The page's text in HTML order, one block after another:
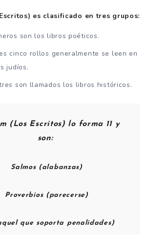
es clasificado en tres grupos:
son los libros poéticos.
cinco rollos generalmente se leen en
judíos.
son llamados los libros históricos.
(Los Escritos) lo forma 11 y
son:
Salmos (alabanzas)
Proverbios (parecerse)
que soporta penalidades)